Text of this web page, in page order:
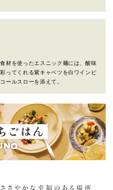
材を使ったエスニック麺には、酸味
ってくれる紫キャベツを白ワインビ
ールスローを添えて。